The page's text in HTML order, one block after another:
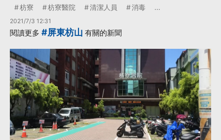
枋寮 枋寮醫院 清潔人員 消毒 ...
2021/7/3 12:31
閱讀更多 #屏東枋山 有關的新聞